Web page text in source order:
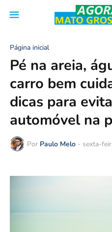
Página inicial
Pé na areia,
carro bem
dicas para
automóvel na
Por Paulo Melo - sexta-